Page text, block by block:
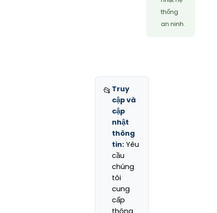
thống
an ninh.
📂 Truy
cập và
cập
nhật
thông
tin: Yêu
cầu
chúng
tôi
cung
cấp
thông